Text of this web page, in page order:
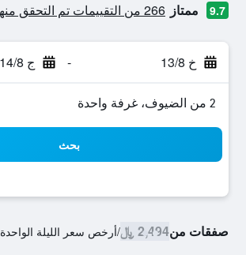
9.7 ممتاز 266 من التقييمات تم التحقق منها
خ 13/8 - ج 14/8
2 من الضيوف، غرفة واحدة
بحث
صفقات من2,494 ﷼ /أرخص سعر الليلة الواحدة